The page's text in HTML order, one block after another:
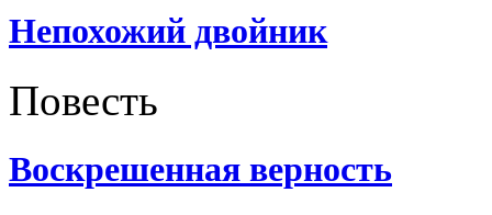
Непохожий двойник
Повесть
Воскрешенная верность